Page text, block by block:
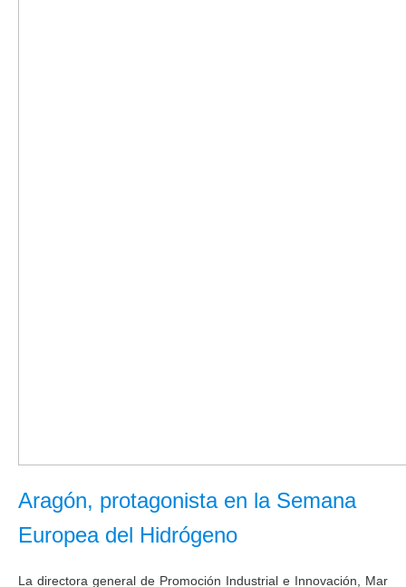
Aragón, protagonista en la Semana
Europea del Hidrógeno
La directora general de Promoción Industrial e Innovación, Mar